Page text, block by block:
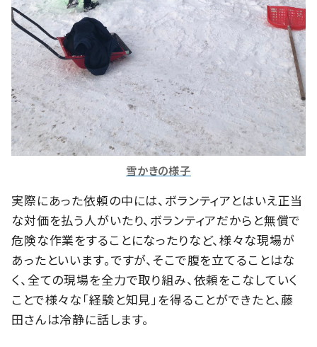
雪かきの様子
実際にあった依頼の中には、ボランティアとはいえ正当
な対価を払う人がいたり、ボランティアだからと無償で
危険な作業をすることになったりなど、様々な現場が
あったといいます。ですが、そこで腹を立てることはな
く、全ての現場を全力で取り組み、依頼をこなしていく
ことで様々な「経験と知見」を得ることができたと、藤
田さんは冷静に話します。